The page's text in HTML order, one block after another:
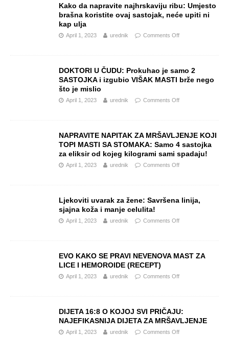
Kako da napravite najhrskaviju ribu: Umjesto
brašna koristite ovaj sastojak, neće upiti ni
kap ulja
April 1, 2023 urednik Comments Off
DOKTORI U ČUDU: Prokuhao je samo 2
SASTOJKA i izgubio VIŠAK MASTI brže nego
što je mislio
April 1, 2023 urednik Comments Off
NAPRAVITE NAPITAK ZA MRŠAVLJENJE KOJI
TOPI MASTI SA STOMAKA: Samo 4 sastojka
za eliksir od kojeg kilogrami sami spadaju!
April 1, 2023 urednik Comments Off
Ljekoviti uvarak za žene: Savršena linija,
sjajna koža i manje celulita!
April 1, 2023 urednik Comments Off
EVO KAKO SE PRAVI NEVENOVA MAST ZA
LICE I HEMOROIDE (RECEPT)
April 1, 2023 urednik Comments Off
DIJETA 16:8 O KOJOJ SVI PRIČAJU:
NAJEFIKASNIJA DIJETA ZA MRŠAVLJENJE
April 1, 2023 urednik Comments Off